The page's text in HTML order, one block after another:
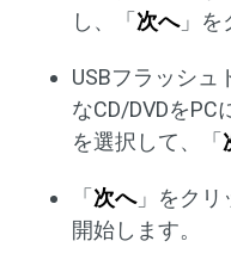
し、「 次へ」を
USBフラッシュ
なCD/DVDを
を選択して、「
「 次へ」をクリ
開始します。